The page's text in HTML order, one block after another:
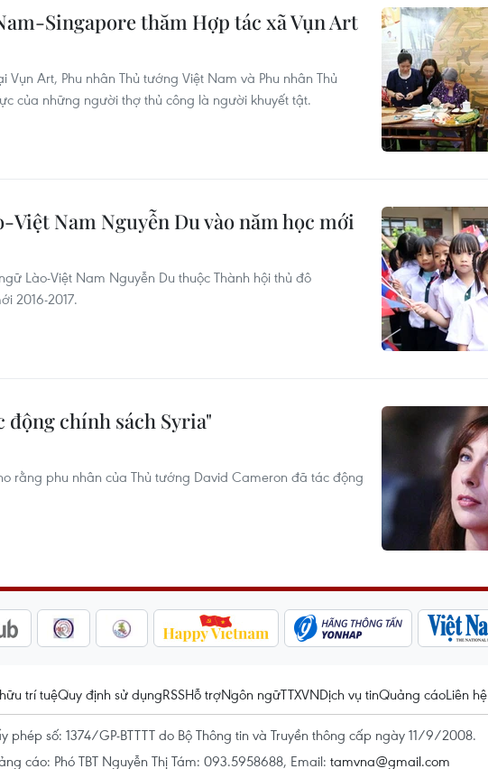
Singapore thăm Hợp tác xã Vụn Art
Art, Phu nhân Thủ tướng Việt Nam và Phu nhân Thủ
của những người thợ thủ công là người khuyết tật.
Nam Nguyễn Du vào năm học mới
Lào-Việt Nam Nguyễn Du thuộc Thành hội thủ đô
2016-2017.
chính sách Syria"
rằng phu nhân của Thủ tướng David Cameron đã tác động
trí tuệQuy định sử dụngRSSHỗ trợNgôn ngữTTXVNDịch vụ tinQuảng cáoLiên hệ
phép số: 1374/GP-BTTTT do Bộ Thông tin và Truyền thông cấp ngày 11/9/2008.
cáo: Phó TBT Nguyễn Thị Tám: 093.5958688, Email: tamvna@gmail.com